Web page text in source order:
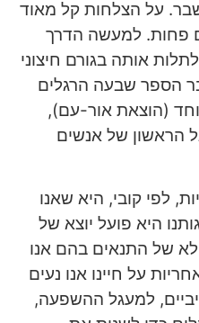
על הצלחות קל מאוד
פחות. למעשה הדרך
אותה בגורם חיצוני
הספר שבעה הרגלים
(הוצאת אור-עם),
הראשון של אנשים
לפי קובי, היא שאנו
היא פועל יוצא של
של התנאים בהם אנו
על חיינו אנו נעים
למעגל ההשפעה,